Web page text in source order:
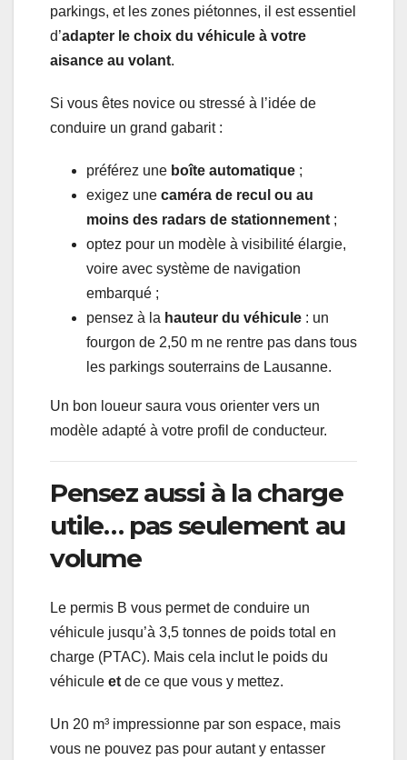
parkings, et les zones piétonnes, il est essentiel
d’adapter le choix du véhicule à votre
aisance au volant.
Si vous êtes novice ou stressé à l’idée de
conduire un grand gabarit :
préférez une boîte automatique ;
exigez une caméra de recul ou au
moins des radars de stationnement ;
optez pour un modèle à visibilité élargie,
voire avec système de navigation
embarqué ;
pensez à la hauteur du véhicule : un
fourgon de 2,50 m ne rentre pas dans tous
les parkings souterrains de Lausanne.
Un bon loueur saura vous orienter vers un
modèle adapté à votre profil de conducteur.
Pensez aussi à la charge
utile… pas seulement au
volume
Le permis B vous permet de conduire un
véhicule jusqu’à 3,5 tonnes de poids total en
charge (PTAC). Mais cela inclut le poids du
véhicule et de ce que vous y mettez.
Un 20 m³ impressionne par son espace, mais
vous ne pouvez pas pour autant y entasser